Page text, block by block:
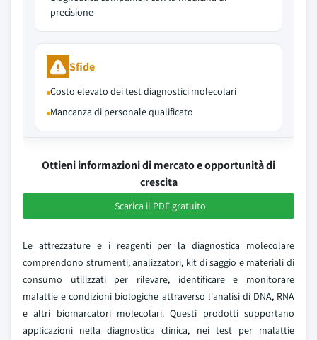
precisione
Sfide
Costo elevato dei test diagnostici molecolari
Mancanza di personale qualificato
Ottieni informazioni di mercato e opportunità di
crescita
Scarica il PDF gratuito
Le attrezzature e i reagenti per la diagnostica molecolare
comprendono strumenti, analizzatori, kit di saggio e materiali di
consumo utilizzati per rilevare, identificare e monitorare
malattie e condizioni biologiche attraverso l'analisi di DNA, RNA
e altri biomarcatori molecolari. Questi prodotti supportano
applicazioni nella diagnostica clinica, nei test per malattie